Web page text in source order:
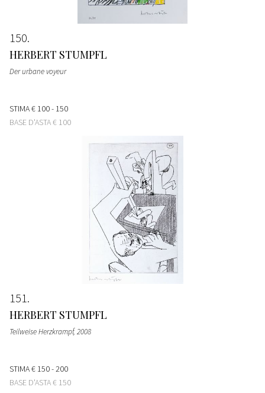
150
HERBERT STUMPFL
Der urbane voyeur
STIMA€ 100 - 150
BASE D'ASTA€ 100
151
HERBERT STUMPFL
Teilweise Herzkrampf, 2008
STIMA€ 150 - 200
BASE D'ASTA€ 150